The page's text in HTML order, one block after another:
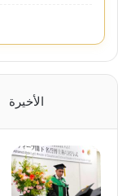
الأخيرة